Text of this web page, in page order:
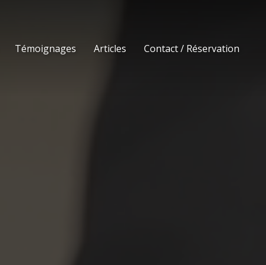
Témoignages Articles Contact / Réservation